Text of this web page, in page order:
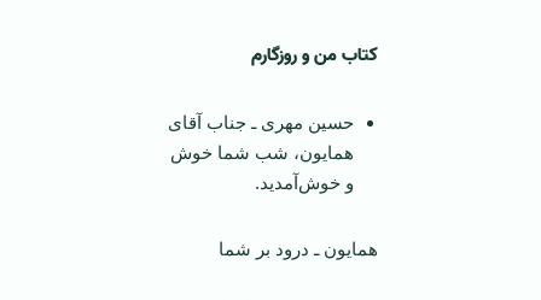
کتاب من و روزگارم
حسین مهری ـ جناب آقای
همایون، شب شما خوش
و خوش‌آمدید.
همایون ـ درود بر شما